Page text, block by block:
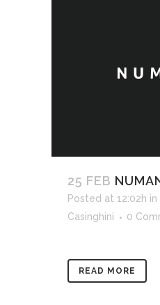
25 FEB
Posted at 12:02h in
Casinghini
0
READ MORE